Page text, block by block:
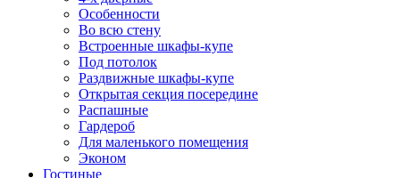
Особенности
Во всю стену
Встроенные шкафы-купе
Под потолок
Раздвижные шкафы-купе
Открытая секция посередине
Распашные
Гардероб
Для маленького помещения
Эконом
Гостиные